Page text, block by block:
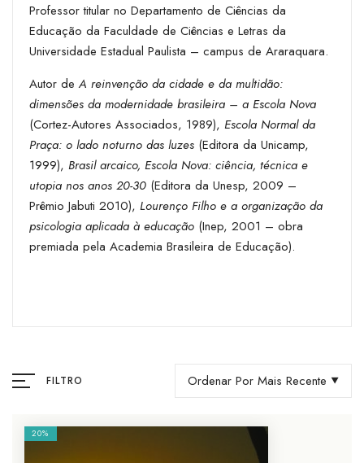
Professor titular no Departamento de Ciências da
Educação da Faculdade de Ciências e Letras da
Universidade Estadual Paulista – campus de Araraquara.
Autor deA reinvenção da cidade e da multidão:
dimensões da modernidade brasileira – a Escola Nova
(Cortez-Autores Associados, 1989), Escola Normal da
Praça: o lado noturno das luzes (Editora da Unicamp,
1999), Brasil arcaico, Escola Nova: ciência, técnica e
utopia nos anos 20-30 (Editora da Unesp, 2009 –
Prêmio Jabuti 2010), Lourenço Filho e a organização da
psicologia aplicada à educação (Inep, 2001 – obra
premiada pela Academia Brasileira de Educação).
FILTRO Ordenar Por Mais Recente
20%